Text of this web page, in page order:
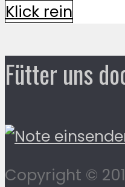
Klick rein
Fütter uns
Copyright ©